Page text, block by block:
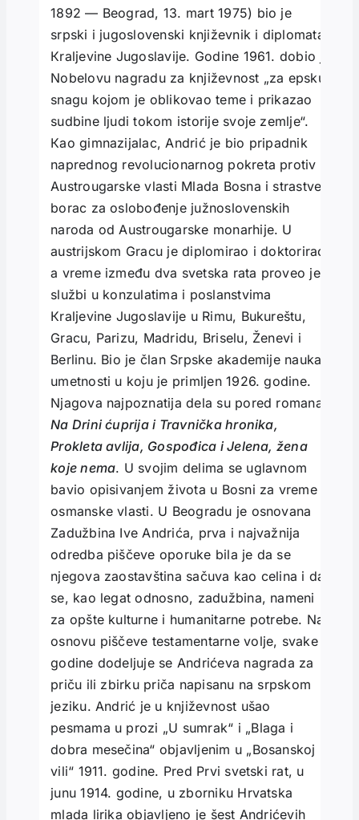
1892 — Beograd, 13. mart 1975) bio je
srpski i jugoslovenski književnik i diplomata
Кraljevine Jugoslavije. Godine 1961. dobio je
Nobelovu nagradu za književnost „za epsku
snagu kojom je oblikovao teme i prikazao
sudbine ljudi tokom istorije svoje zemlje“.
Кao gimnazijalac, Andrić je bio pripadnik
naprednog revolucionarnog pokreta protiv
Austrougarske vlasti Mlada Bosna i strastveni
borac za oslobođenje južnoslovenskih
naroda od Austrougarske monarhije. U
austrijskom Gracu je diplomirao i doktorirao,
a vreme između dva svetska rata proveo je u
službi u konzulatima i poslanstvima
Кraljevine Jugoslavije u Rimu, Bukureštu,
Gracu, Parizu, Madridu, Briselu, Ženevi i
Berlinu. Bio je član Srpske akademije nauka i
umetnosti u koju je primljen 1926. godine.
Njagova najpoznatija dela su pored romana
Na Drini ćuprija i Travnička hronika,
Prokleta avlija, Gospođica i Jelena, žena
koje nema. U svojim delima se uglavnom
bavio opisivanjem života u Bosni za vreme
osmanske vlasti. U Beogradu je osnovana
Zadužbina Ive Andrića, prva i najvažnija
odredba piščeve oporuke bila je da se
njegova zaostavština sačuva kao celina i da
se, kao legat odnosno, zadužbina, nameni
za opšte kulturne i humanitarne potrebe. Na
osnovu piščeve testamentarne volje, svake
godine dodeljuje se Andrićeva nagrada za
priču ili zbirku priča napisanu na srpskom
jeziku. Andrić je u književnost ušao
pesmama u prozi „U sumrak“ i „Blaga i
dobra mesečina“ objavljenim u „Bosanskoj
vili“ 1911. godine. Pred Prvi svetski rat, u
junu 1914. godine, u zborniku Hrvatska
mlada lirika objavljeno je šest Andrićevih